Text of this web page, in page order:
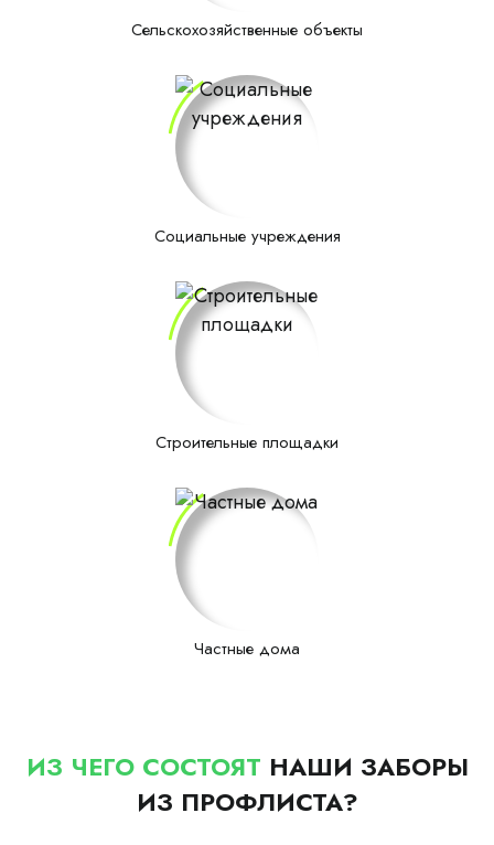
Сельскохозяйственные объекты
Социальные учреждения
Строительные площадки
Частные дома
ИЗ ЧЕГО СОСТОЯТ НАШИ ЗАБОРЫ
ИЗ ПРОФЛИСТА?